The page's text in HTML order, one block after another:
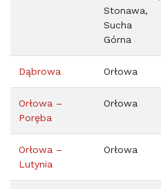
Stonawa,
Sucha
Górna
Dąbrowa Orłowa
Orłowa –
Poręba
Orłowa
Orłowa –
Lutynia
Orłowa